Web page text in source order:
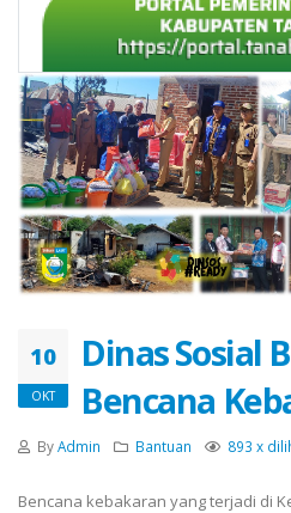
10
OKT
Dinas Sosial
Bencana
ByAdmin Bantuan 893 x
Bencana kebakaran yang terjadi di